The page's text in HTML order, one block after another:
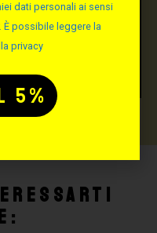
dati personali ai sensi
È possibile leggere la
privacy